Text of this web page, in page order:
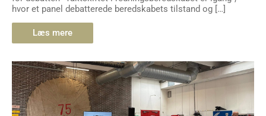
hvor et panel debatterede beredskabets tilstand og […]
Læs mere